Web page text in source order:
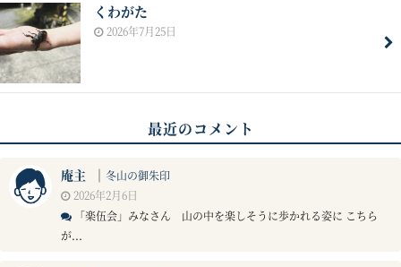
くわがた
2026年7月25日
最近のコメント
庵主 ｜ 冬山の御朱印
2026年2月6日
「楽伍会」みなさん 山の中を楽しそうに歩かれる姿に こちら
が...